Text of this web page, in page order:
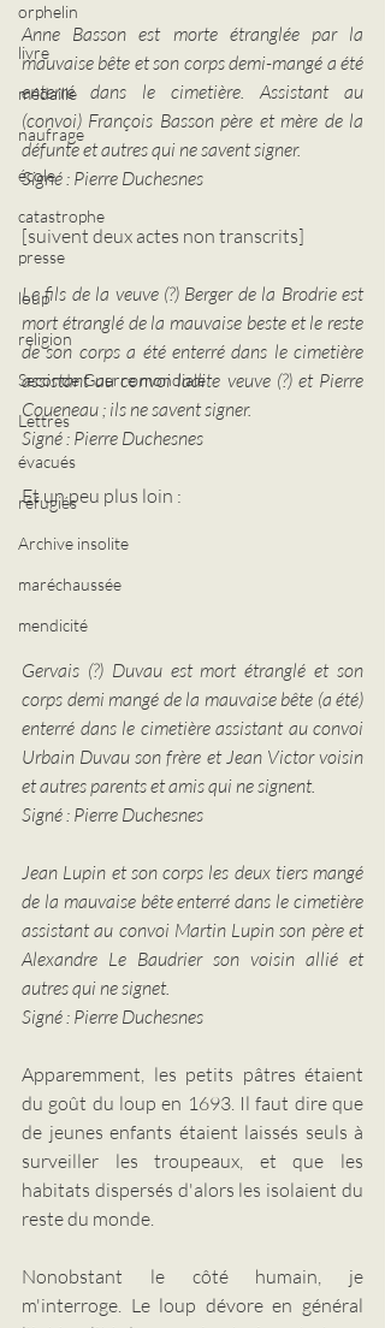
orphelin
livre
médaille
naufrage
école
catastrophe
presse
loup
religion
Seconde Guerre mondiale
Lettres
évacués
réfugiés
Archive insolite
maréchaussée
mendicité
Anne Basson est morte étranglée par la
mauvaise bête et son corps demi-mangé a été
enterré dans le cimetière. Assistant au
(convoi) François Basson père et mère de la
défunte et autres qui ne savent signer.
Signé : Pierre Duchesnes
[suivent deux actes non transcrits]
Le fils de la veuve (?) Berger de la Brodrie est
mort étranglé de la mauvaise beste et le reste
de son corps a été enterré dans le cimetière
assistant au convoi ladite veuve (?) et Pierre
Coueneau ; ils ne savent signer.
Signé : Pierre Duchesnes
Et un peu plus loin :
Gervais (?) Duvau est mort étranglé et son
corps demi mangé de la mauvaise bête (a été)
enterré dans le cimetière assistant au convoi
Urbain Duvau son frère et Jean Victor voisin
et autres parents et amis qui ne signent.
Signé : Pierre Duchesnes
Jean Lupin et son corps les deux tiers mangé
de la mauvaise bête enterré dans le cimetière
assistant au convoi Martin Lupin son père et
Alexandre Le Baudrier son voisin allié et
autres qui ne signet.
Signé : Pierre Duchesnes
Apparemment, les petits pâtres étaient
du goût du loup en 1693. Il faut dire que
de jeunes enfants étaient laissés seuls à
surveiller les troupeaux, et que les
habitats dispersés d'alors les isolaient du
reste du monde.
Nonobstant le côté humain, je
m'interroge. Le loup dévore en général